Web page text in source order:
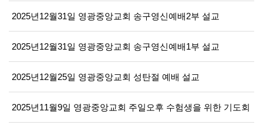
2025년12월31일 영광중앙교회 송구영신예배2부 설교
2025년12월31일 영광중앙교회 송구영신예배1부 설교
2025년12월25일 영광중앙교회 성탄절 예배 설교
2025년11월9일 영광중앙교회 주일오후 수험생을 위한 기도회